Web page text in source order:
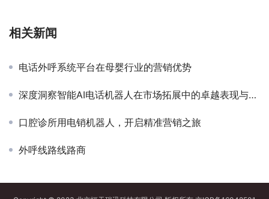
相关新闻
电话外呼系统平台在母婴行业的营销优势
深度洞察智能AI电话机器人在市场拓展中的卓越表现与应用
口腔诊所用电销机器人，开启精准营销之旅
外呼线路线路商